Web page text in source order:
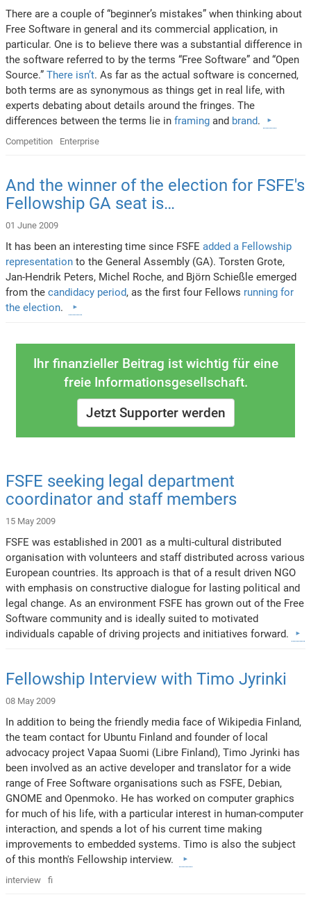
There are a couple of “beginner’s mistakes” when thinking about
Free Software in general and its commercial application, in
particular. One is to believe there was a substantial difference in
the software referred to by the terms “Free Software” and “Open
Source.”There isn’t. As far as the actual software is concerned,
both terms are as synonymous as things get in real life, with
experts debating about details around the fringes. The
differences between the terms lie inframing and brand.
Competition Enterprise
And the winner of the election for FSFE's
Fellowship GA seat is…
01 June 2009
It has been an interesting time since FSFEadded a Fellowship
representation to the General Assembly (GA). Torsten Grote,
Jan-Hendrik Peters, Michel Roche, and Björn Schießle emerged
from thecandidacy period, as the first four Fellows running for
the election.
Ihr finanzieller Beitrag ist wichtig für eine
freie Informationsgesellschaft.
Jetzt Supporter werden
FSFE seeking legal department
coordinator and staff members
15 May 2009
FSFE was established in 2001 as a multi-cultural distributed
organisation with volunteers and staff distributed across various
European countries. Its approach is that of a result driven NGO
with emphasis on constructive dialogue for lasting political and
legal change. As an environment FSFE has grown out of the Free
Software community and is ideally suited to motivated
individuals capable of driving projects and initiatives forward.
Fellowship Interview with Timo Jyrinki
08 May 2009
In addition to being the friendly media face of Wikipedia Finland,
the team contact for Ubuntu Finland and founder of local
advocacy project Vapaa Suomi (Libre Finland), Timo Jyrinki has
been involved as an active developer and translator for a wide
range of Free Software organisations such as FSFE, Debian,
GNOME and Openmoko. He has worked on computer graphics
for much of his life, with a particular interest in human-computer
interaction, and spends a lot of his current time making
improvements to embedded systems. Timo is also the subject
of this month's Fellowship interview.
interview fi